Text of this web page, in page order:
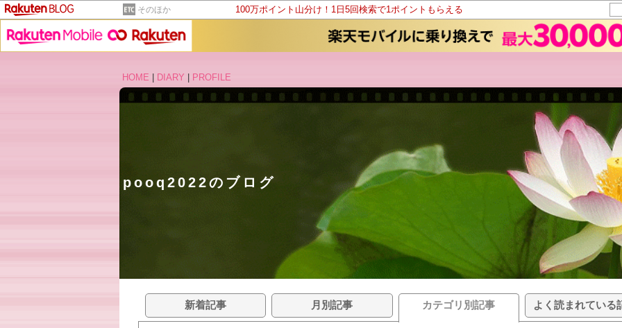
そのほか 100万ポイント山分け！1日5回検索で1ポイントもらえる
HOME
DIARY PROFILE
pooq2022のブログ
新着記事 月別記事 カテゴリ別記事 よく読まれている